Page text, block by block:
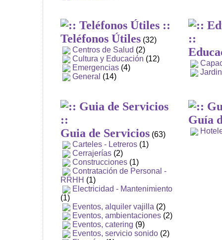
Teléfonos Útiles (32)
Centros de Salud (2)
Cultura y Educación (12)
Emergencias (4)
General (14)
Guia de Servicios (63)
Carteles - Letreros (1)
Cerrajerías (2)
Construcciones (1)
Contratación de Personal -
RRHH (1)
Electricidad - Mantenimiento
(1)
Eventos, alquiler vajilla (2)
Eventos, ambientaciones (2)
Eventos, catering (9)
Eventos, servicio sonido (2)
Guía